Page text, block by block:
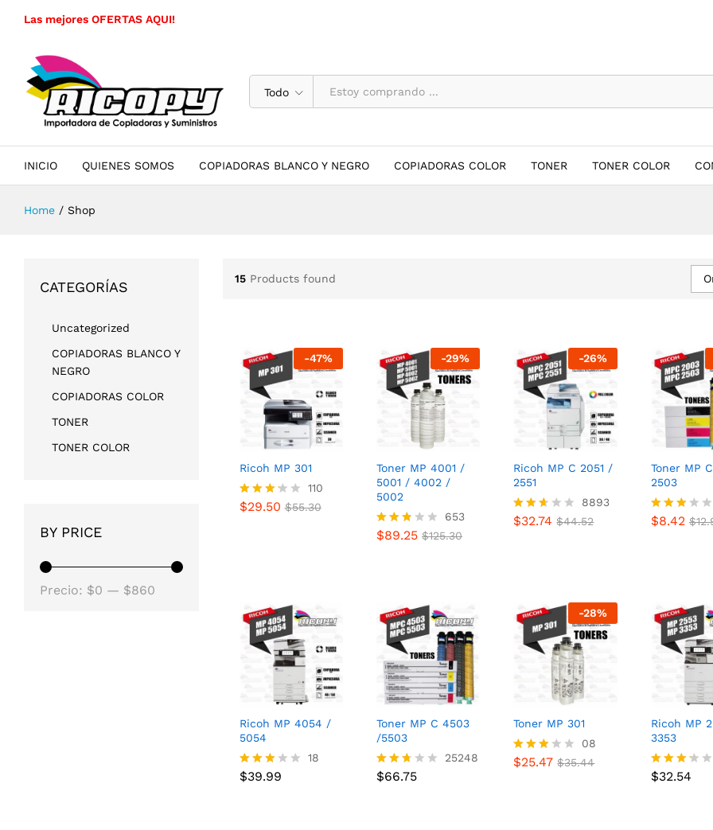
Las mejores OFERTAS AQUI!
Todo
INICIO QUIENES SOMOS COPIADORAS BLANCO Y NEGRO COPIADORAS COLOR TONER TONER COLOR
Home / Shop
15 Products found
-47%
Ricoh MP 301
Valorad
110
$29.50 $55.30
$29.50 $55.30
-29%
Toner MP 4001 /
5001 / 4002 /
5002
Valora
653
$89.25 $125.30
$89.25 $125.30
-26%
Ricoh MP C 2051 /
2551
Valor
8893
$32.74 $44.52
$32.74 $ 44.52
Toner MP
2503
Valora
$8.42 $
$8.42 $
Ricoh MP 4054 /
5054
Valora
18
$39.99
$39.99
Toner MP C 4503
/5503
Valora
25248
$66.75
$66.75
-28%
Toner MP 301
Valora
08
$25.47 $35.44
$25.47 $ 35.44
Ricoh MP
3353
Valorad
$32.54
$32.54
CATEGORÍAS
Uncategorized
COPIADORAS BLANCO Y
NEGRO
COPIADORAS COLOR
TONER
TONER COLOR
BY PRICE
Precio: $0 — $860